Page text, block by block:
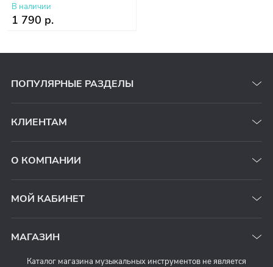
В наличии
1 790 р.
ПОПУЛЯРНЫЕ РАЗДЕЛЫ
КЛИЕНТАМ
О КОМПАНИИ
МОЙ КАБИНЕТ
МАГАЗИН
Каталог магазина музыкальных инструментов не является